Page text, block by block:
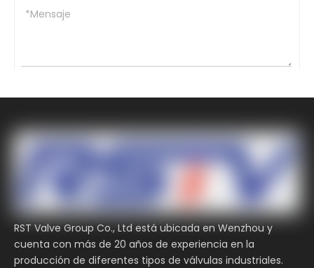
RST Valve Group Co., Ltd está ubicada en Wenzhou y
cuenta con más de 20 años de experiencia en la
producción de diferentes tipos de válvulas industriales.